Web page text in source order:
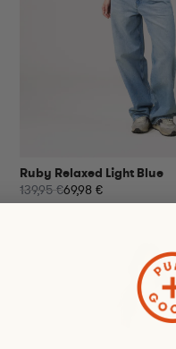
Ruby Relaxed Light Blue
139,95 €69,98 €